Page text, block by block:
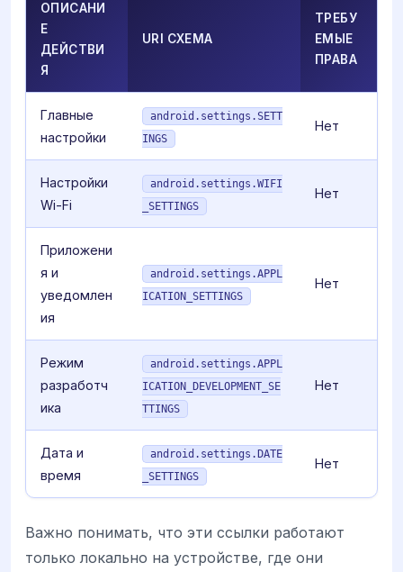
ОПИСАНИ
Е
ДЕЙСТВИ
Я
URI СХЕМА
ТРЕБУ
ЕМЫЕ
ПРАВА
Главные
настройки
android.settings.SETT
INGS
Нет
Настройки
Wi-Fi
android.settings.WIFI
_SETTINGS
Нет
Приложени
я и
уведомлен
ия
android.settings.APPL
ICATION_SETTINGS
Нет
Режим
разработч
ика
android.settings.APPL
ICATION_DEVELOPMENT_SE
TTINGS
Нет
Дата и
время
android.settings.DATE
_SETTINGS
Нет
Важно понимать, что эти ссылки работают
только локально на устройстве, где они